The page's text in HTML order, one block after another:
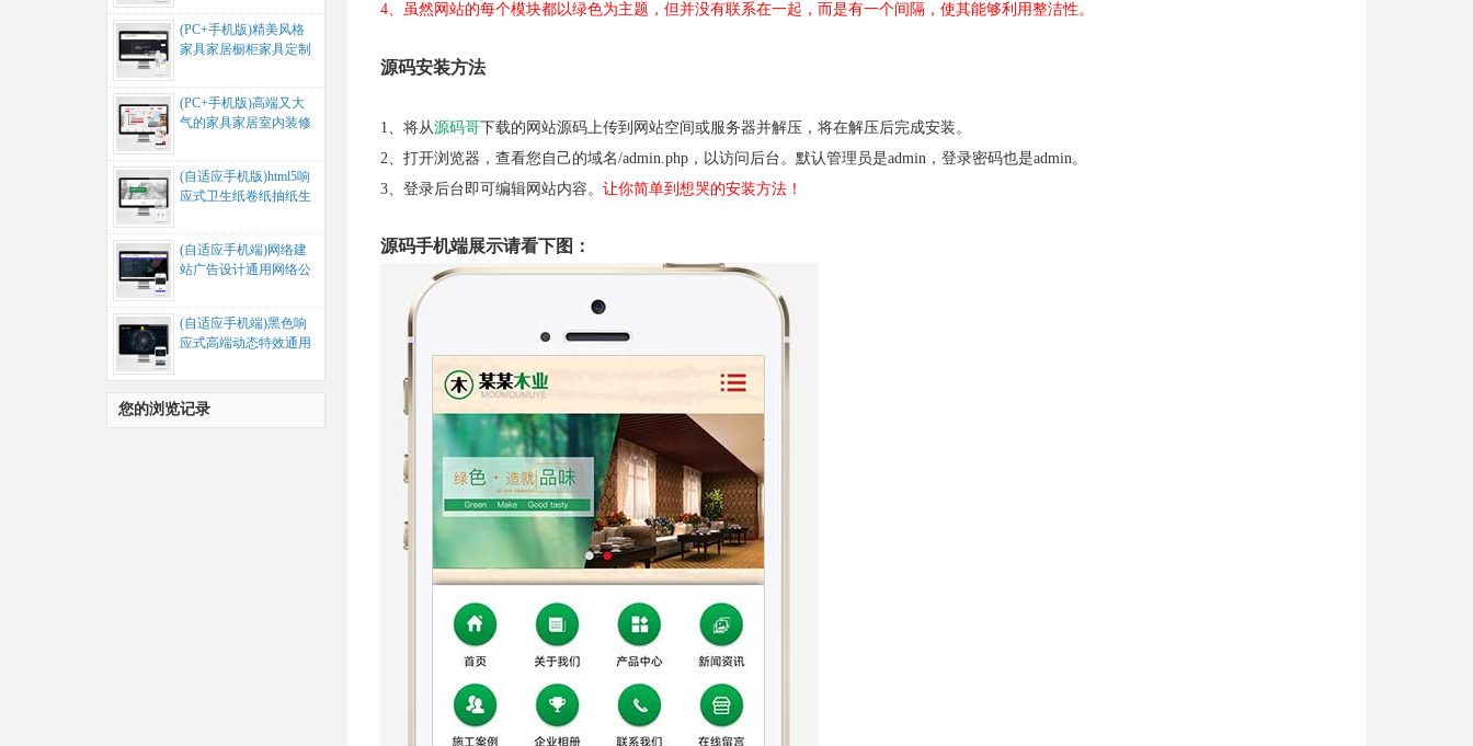
源...
(PC+手机版)精美风格
家具家居橱柜家具定制
码...
(PC+手机版)高端又大
气的家具家居室内装修
(自适应手机版)html5响
应式卫生纸卷纸抽纸生
(自适应手机端)网络建
站广告设计通用网络公
(自适应手机端)黑色响
应式高端动态特效通用
您的浏览记录
4、虽然网站的每个模块都以绿色为主题，但并没有联系在一起，而是有一个间隔，使其能够利用整洁性。
源码安装方法
1、将从源码哥下载的网站源码上传到网站空间或服务器并解压，将在解压后完成安装。
2、打开浏览器，查看您自己的域名/admin.php，以访问后台。默认管理员是admin，登录密码也是admin。
3、登录后台即可编辑网站内容。 让你简单到想哭的安装方法！
源码手机端展示请看下图：